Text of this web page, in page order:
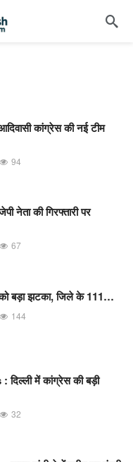
कांग्रेस की नई टीम
94
नेता की गिरफ्तारी पर
67
को बड़ा झटका, जिले के 111…
144
में कांग्रेस की बड़ी
32